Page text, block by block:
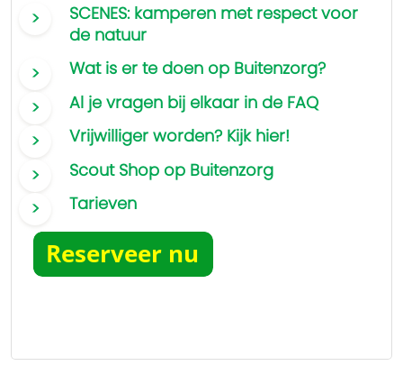
SCENES: kamperen met respect voor
de natuur
Wat is er te doen op Buitenzorg?
Al je vragen bij elkaar in de FAQ
Vrijwilliger worden? Kijk hier!
Scout Shop op Buitenzorg
Tarieven